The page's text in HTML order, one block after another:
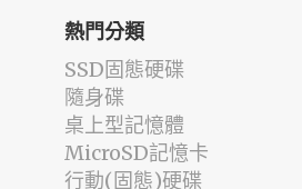
熱門分類
SSD固態硬碟
隨身碟
桌上型記憶體
MicroSD記憶卡
行動(固態)硬碟